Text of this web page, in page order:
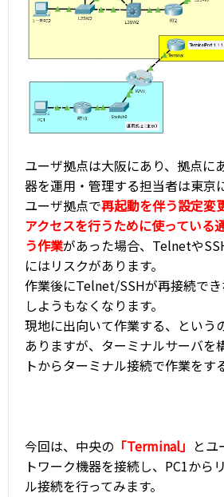
ユーザ拠点は大阪にあり、拠点に
器を運用・管理する担当者は東京
ユーザ拠点で再起動を伴う設定変
アクセスを行うために使っている
う作業があった場合、Telnetや
にはリスクがあります。
作業後にTelnet/SSHが再接続で
しようもなくなります。
現地に出向いて作業する、という
ありますが、ターミナルサーバを
トからターミナル接続で作業をす
今回は、中央の 「Terminal」 とユ
トワーク機器を接続し、PC1から
ル接続を行ってみます。